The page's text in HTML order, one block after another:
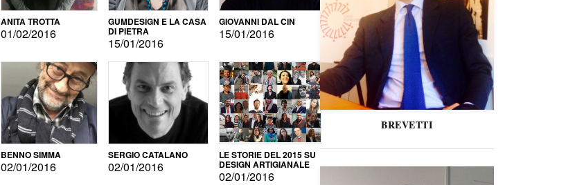
ANITA TROTTA
01/02/2016
GUMDESIGN E LA CASA
DI PIETRA
15/01/2016
GIOVANNI DAL CIN
15/01/2016
BENNO SIMMA
02/01/2016
SERGIO CATALANO
02/01/2016
LE STORIE DEL 2015 SU
DESIGN ARTIGIANALE
02/01/2016
BREVETTI